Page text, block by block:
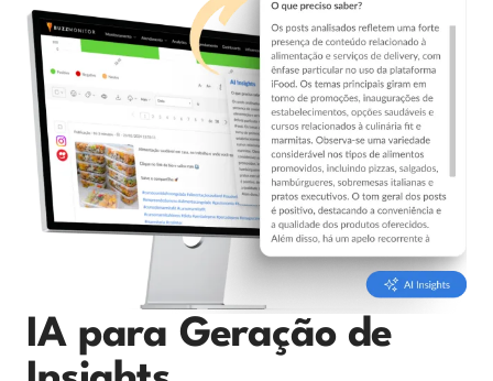
IA para Geração de